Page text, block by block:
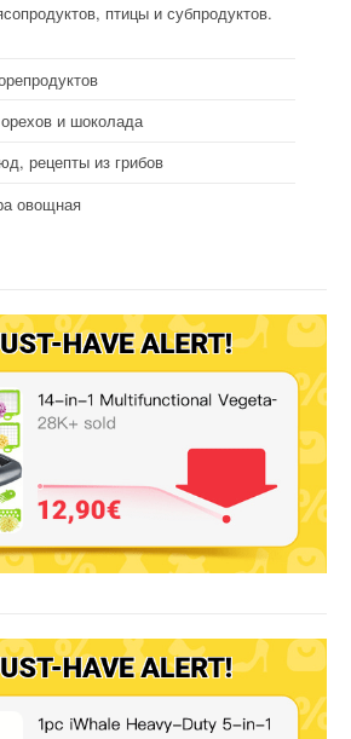
птицы и субпродуктов.
и шоколада
рецепты из грибов
овощная